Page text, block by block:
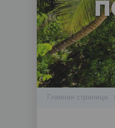
Главная страница